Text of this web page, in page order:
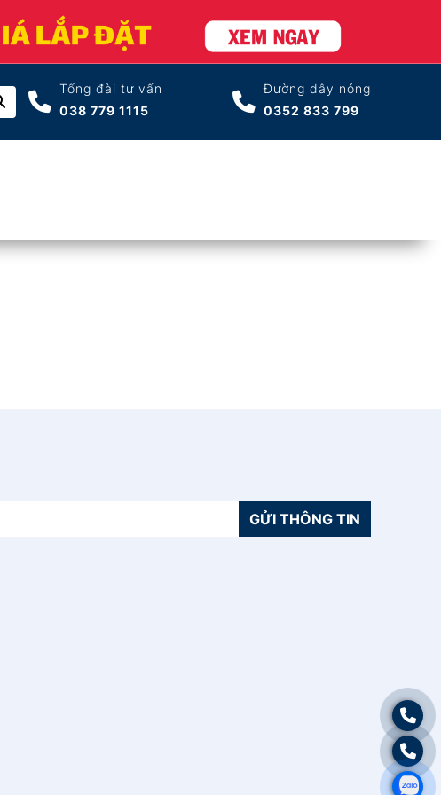
Tổng đài tư vấn
038 779 1115
Đường dây nóng
0352 833 799
GỬI THÔNG TIN